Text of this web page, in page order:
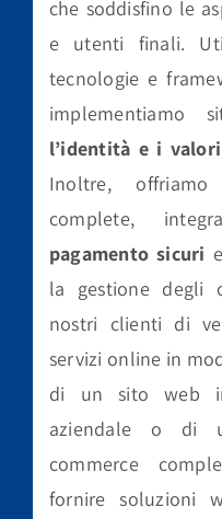
che soddisfino le
e utenti finali.
tecnologie e
implementiamo
l’identità e i
Inoltre, offriamo
complete,
pagamento sicuri e
la gestione degli
nostri clienti di
servizi online in
di un sito web
aziendale o di
commerce
fornire soluzioni